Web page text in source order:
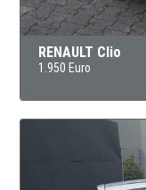
RENAULT Clio
1.950 Euro